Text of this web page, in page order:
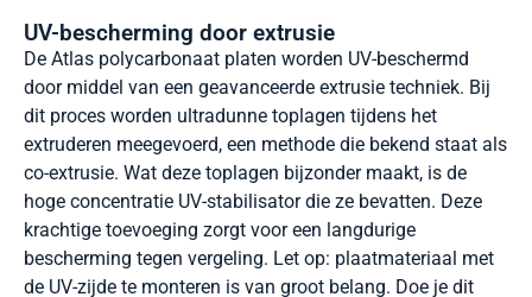
UV-bescherming door extrusie
De Atlas polycarbonaat platen worden UV-beschermd
door middel van een geavanceerde extrusie techniek. Bij
dit proces worden ultradunne toplagen tijdens het
extruderen meegevoerd, een methode die bekend staat als
co-extrusie. Wat deze toplagen bijzonder maakt, is de
hoge concentratie UV-stabilisator die ze bevatten. Deze
krachtige toevoeging zorgt voor een langdurige
bescherming tegen vergeling. Let op: plaatmateriaal met
de UV-zijde te monteren is van groot belang. Doe je dit